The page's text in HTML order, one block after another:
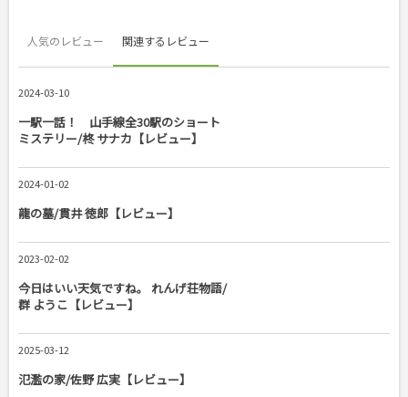
人気のレビュー 関連するレビュー
2024-03-10
一駅一話！ 山手線全30駅のショート
ミステリー/柊 サナカ【レビュー】
2024-01-02
龍の墓/貫井 徳郎【レビュー】
2023-02-02
今日はいい天気ですね。 れんげ荘物語/
群 ようこ【レビュー】
2025-03-12
氾濫の家/佐野 広実【レビュー】